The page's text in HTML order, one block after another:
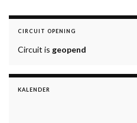
CIRCUIT OPENING
Circuit is geopend
KALENDER